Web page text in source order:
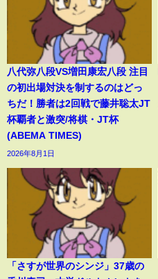
八代弥八段VS増田康宏八段 注目
の初出場対決を制するのはどっ
ちだ！勝者は2回戦で藤井聡太JT
杯覇者と激突/将棋・JT杯
(ABEMA TIMES)
2026年8月1日
「さすが世界のシンジ」37歳の